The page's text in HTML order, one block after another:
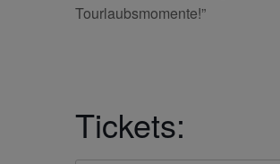
Tourlaubsmomente!”
Tickets: